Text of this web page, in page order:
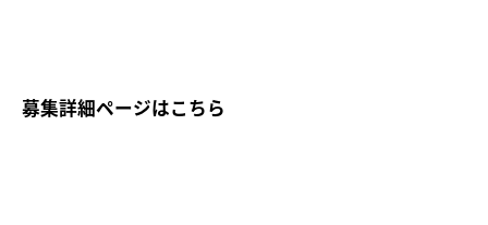
募集詳細ページはこちら